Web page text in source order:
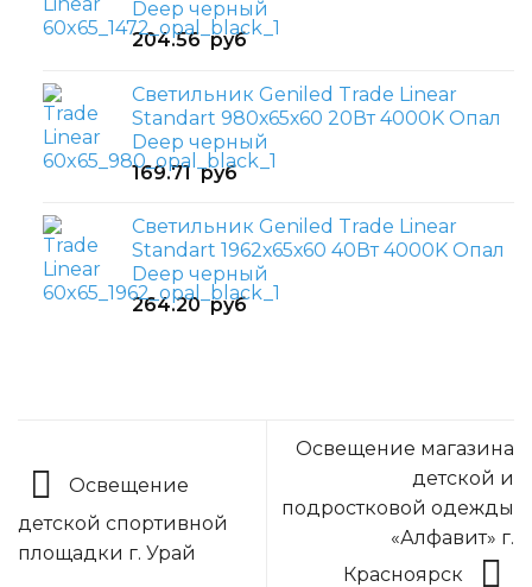
Deep черный
204.56руб
Светильник Geniled Trade Linear
Standart 980х65х60 20Вт 4000K Опал
Deep черный
169.71руб
Светильник Geniled Trade Linear
Standart 1962х65х60 40Вт 4000K Опал
Deep черный
264.20руб
Освещение
детской спортивной
площадки г. Урай
Освещение магазина
детской и
подростковой одежды
«Алфавит» г.
Красноярск